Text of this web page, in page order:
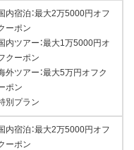
内宿泊：最大2万5000円オフ
ーポン
内ツアー：最大1万5000円オ
クーポン
外ツアー：最大5万円オフク
ポン
別プラン
内宿泊：最大2万5000円オフ
ーポン